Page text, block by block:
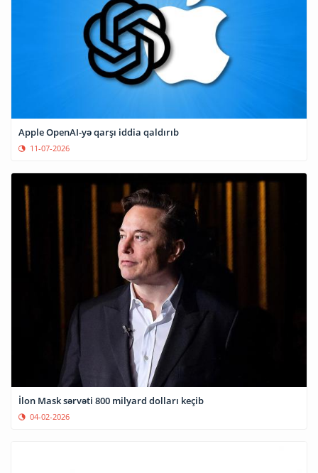
Apple OpenAI-yə qarşı iddia qaldırıb
11-07-2026
İlon Mask sərvəti 800 milyard dolları keçib
04-02-2026